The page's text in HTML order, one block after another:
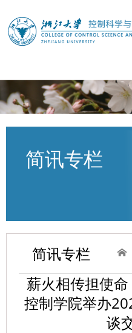
简讯专栏
简讯专栏
薪火相传担使
控制学院举办
谈